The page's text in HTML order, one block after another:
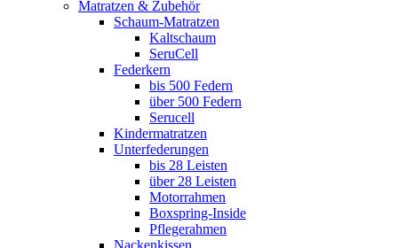
Matratzen & Zubehör
Schaum-Matratzen
Kaltschaum
SeruCell
Federkern
bis 500 Federn
über 500 Federn
Serucell
Kindermatratzen
Unterfederungen
bis 28 Leisten
über 28 Leisten
Motorrahmen
Boxspring-Inside
Pflegerahmen
Nackenkissen